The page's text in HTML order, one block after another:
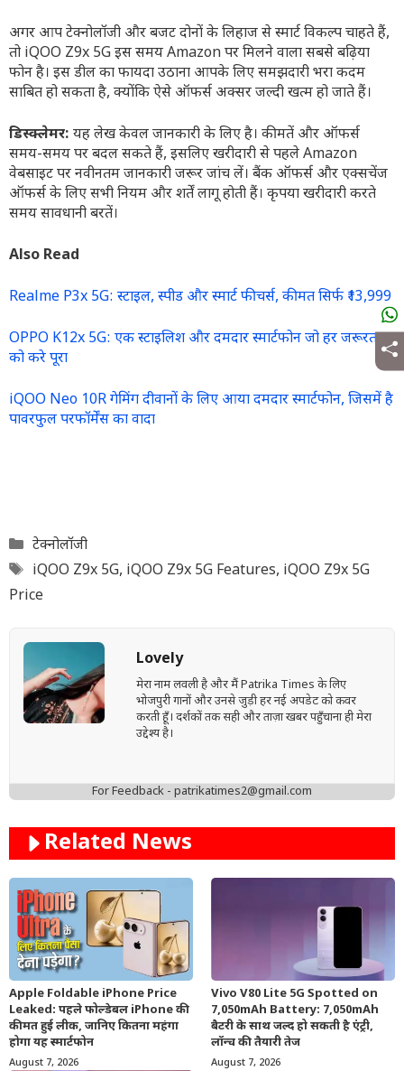
अगर आप टेक्नोलॉजी और बजट दोनों के लिहाज से स्मार्ट विकल्प चाहते हैं,
तो iQOO Z9x 5G इस समय Amazon पर मिलने वाला सबसे बढ़िया
फोन है। इस डील का फायदा उठाना आपके लिए समझदारी भरा कदम
साबित हो सकता है, क्योंकि ऐसे ऑफर्स अक्सर जल्दी खत्म हो जाते हैं।
डिस्क्लेमर: यह लेख केवल जानकारी के लिए है। कीमतें और ऑफर्स
समय-समय पर बदल सकते हैं, इसलिए खरीदारी से पहले Amazon
वेबसाइट पर नवीनतम जानकारी जरूर जांच लें। बैंक ऑफर्स और एक्सचेंज
ऑफर्स के लिए सभी नियम और शर्तें लागू होती हैं। कृपया खरीदारी करते
समय सावधानी बरतें।
Also Read
Realme P3x 5G: स्टाइल, स्पीड और स्मार्ट फीचर्स, कीमत सिर्फ ₹13,999
OPPO K12x 5G: एक स्टाइलिश और दमदार स्मार्टफोन जो हर जरूरत
को करे पूरा
iQOO Neo 10R गेमिंग दीवानों के लिए आया दमदार स्मार्टफोन, जिसमें है
पावरफुल परफॉर्मेंस का वादा
Categories
टेक्नोलॉजी
Tags
iQOO Z9x 5G, iQOO Z9x 5G Features, iQOO Z9x 5G
Price
Lovely
मेरा नाम लवली है और मैं Patrika Times के लिए
भोजपुरी गानों और उनसे जुड़ी हर नई अपडेट को कवर
करती हूँ। दर्शकों तक सही और ताज़ा खबर पहुँचाना ही मेरा
उद्देश्य है।
For Feedback - patrikatimes2@gmail.com
Related News
Apple Foldable iPhone Price
Leaked: पहले फोल्डेबल iPhone की
कीमत हुई लीक, जानिए कितना महंगा
होगा यह स्मार्टफोन
August 7, 2026
Vivo V80 Lite 5G Spotted on
7,050mAh Battery: 7,050mAh
बैटरी के साथ जल्द हो सकती है एंट्री,
लॉन्च की तैयारी तेज
August 7, 2026